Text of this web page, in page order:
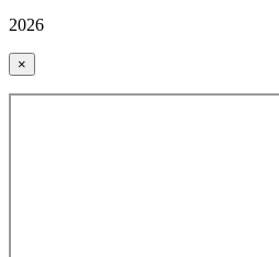
2026
×